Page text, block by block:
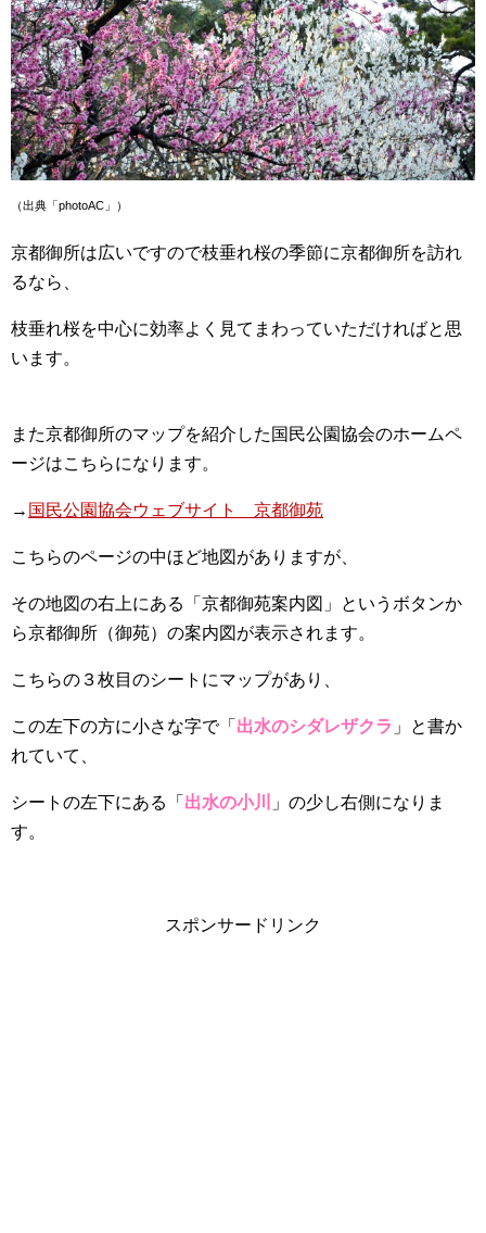
（出典「photoAC」）
京都御所は広いですので枝垂れ桜の季節に京都御所を訪れ
るなら、
枝垂れ桜を中心に効率よく見てまわっていただければと思
います。
また京都御所のマップを紹介した国民公園協会のホームペ
ージはこちらになります。
→ 国民公園協会ウェブサイト 京都御苑
こちらのページの中ほど地図がありますが、
その地図の右上にある「京都御苑案内図」というボタンか
ら京都御所（御苑）の案内図が表示されます。
こちらの３枚目のシートにマップがあり、
この左下の方に小さな字で「 出水のシダレザクラ 」と書か
れていて、
シートの左下にある「 出水の小川
」の少し右側になりま
す。
スポンサードリンク